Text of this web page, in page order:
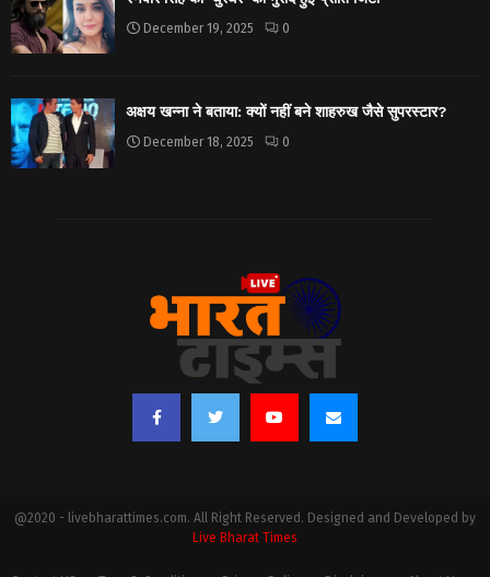
December 19, 2025 0
अक्षय खन्ना ने बताया: क्यों नहीं बने शाहरुख जैसे सुपरस्टार?
December 18, 2025 0
@2020 - livebharattimes.com. All Right Reserved. Designed and Developed by
Live Bharat Times